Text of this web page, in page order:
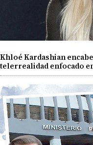
Khloé Kardashian
telerrealidad enfocado